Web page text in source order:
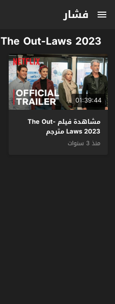
فشار
The Out-Laws 2023
01:39:44
مشاهدة فيلم The Out-
Laws 2023 مترجم
منذ 3 سنوات